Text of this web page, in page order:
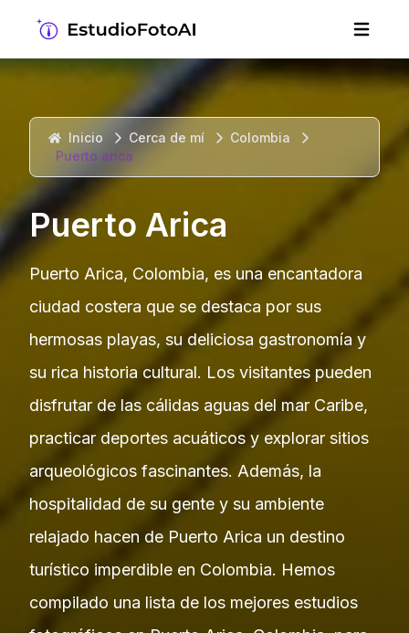
Inicio Cerca de mí
Colombia
Puerto arica
Puerto Arica
Puerto Arica, Colombia, es una encantadora
ciudad costera que se destaca por sus
hermosas playas, su deliciosa gastronomía y
su rica historia cultural. Los visitantes pueden
disfrutar de las cálidas aguas del mar Caribe,
practicar deportes acuáticos y explorar sitios
arqueológicos fascinantes. Además, la
hospitalidad de su gente y su ambiente
relajado hacen de Puerto Arica un destino
turístico imperdible en Colombia. Hemos
compilado una lista de los mejores estudios